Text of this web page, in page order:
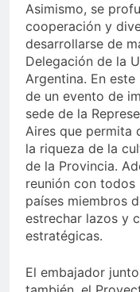
Asimismo, se
cooperación y
desarrollarse de
Delegación de la
Argentina. En
de un evento de
sede de la
Aires que permita
la riqueza de la
de la Provincia.
reunión con todos
países miembros
estrechar lazos y
estratégicas.
El embajador